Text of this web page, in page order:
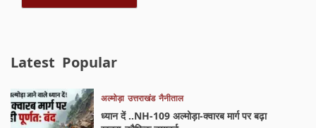
Latest Popular
अल्मोड़ा उत्तराखंड नैनीताल
ध्यान दें ..NH-109 अल्मोड़ा-क्वारब मार्ग पर बढ़ा